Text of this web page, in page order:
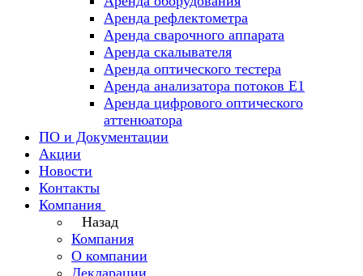
Аренда рефлектометра
Аренда сварочного аппарата
Аренда скалывателя
Аренда оптического тестера
Аренда анализатора потоков Е1
Аренда цифрового оптического
аттенюатора
ПО и Документации
Акции
Новости
Контакты
Компания
Назад
Компания
О компании
Декларации